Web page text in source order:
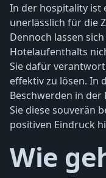
In der hospitality ist
unerlässlich für die
Dennoch lassen
Hotelaufenthalts
Sie dafür
effektiv zu lösen. In
Beschwerden in
Sie diese souverän
positiven Eindruck
Wie